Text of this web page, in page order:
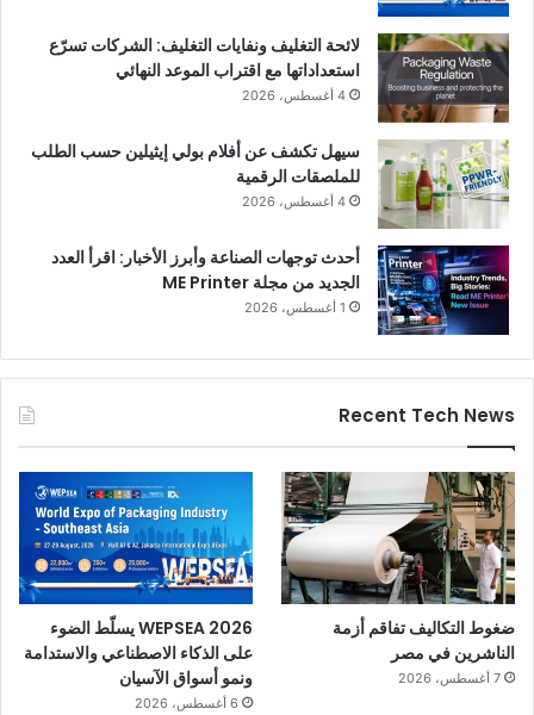
لائحة التغليف ونفايات التغليف: الشركات تسرّع
استعداداتها مع اقتراب الموعد النهائي
4 أغسطس، 2026
سيهل تكشف عن أفلام بولي إيثيلين حسب الطلب
للملصقات الرقمية
4 أغسطس، 2026
أحدث توجهات الصناعة وأبرز الأخبار: اقرأ العدد
الجديد من مجلة ME Printer
1 أغسطس، 2026
Recent Tech News
ضغوط التكاليف تفاقم أزمة
الناشرين في مصر
7 أغسطس، 2026
WEPSEA 2026 يسلّط الضوء
على الذكاء الاصطناعي والاستدامة
ونمو أسواق الآسيان
6 أغسطس، 2026